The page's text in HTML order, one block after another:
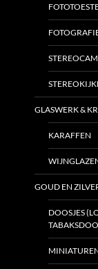
GLASWERK &
KARAFFEN
GOUD EN
DOOSJES